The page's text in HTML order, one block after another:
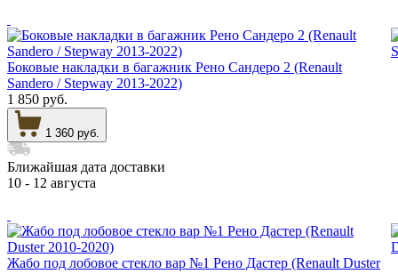
Боковые накладки в багажник Рено Сандеро 2 (Renault
Sandero / Stepway 2013-2022)
1 850 руб.
1 360 руб.
Ближайшая дата доставки
10 - 12 августа
Жабо под лобовое стекло вар №1 Рено Дастер (Renault Duster